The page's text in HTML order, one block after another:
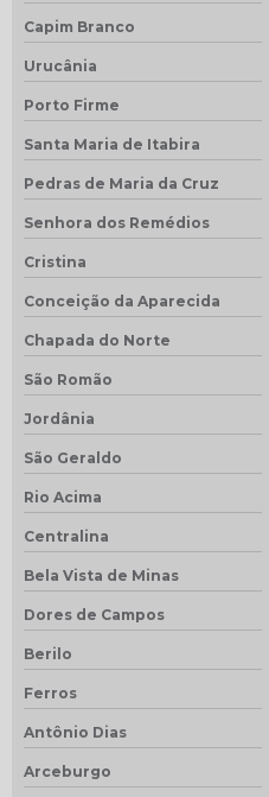
Capim Branco
Urucânia
Porto Firme
Santa Maria de Itabira
Pedras de Maria da Cruz
Senhora dos Remédios
Cristina
Conceição da Aparecida
Chapada do Norte
São Romão
Jordânia
São Geraldo
Rio Acima
Centralina
Bela Vista de Minas
Dores de Campos
Berilo
Ferros
Antônio Dias
Arceburgo